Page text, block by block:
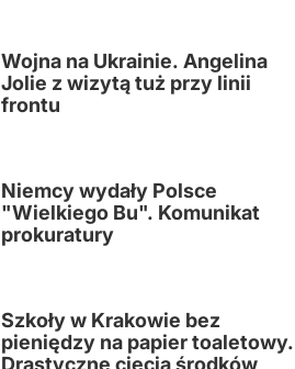
Wojna na Ukrainie. Angelina
Jolie z wizytą tuż przy linii
frontu
Niemcy wydały Polsce
"Wielkiego Bu". Komunikat
prokuratury
Szkoły w Krakowie bez
pieniędzy na papier toaletowy.
Drastyczne cięcia środków